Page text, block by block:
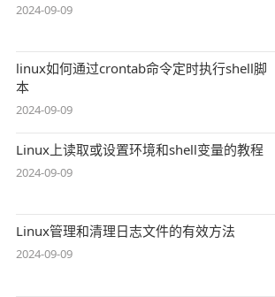
2024-09-09
linux如何通过crontab命令定时执行shell脚
本
2024-09-09
Linux上读取或设置环境和shell变量的教程
2024-09-09
Linux管理和清理日志文件的有效方法
2024-09-09